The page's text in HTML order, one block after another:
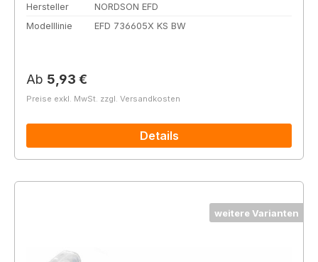
Hersteller
NORDSON EFD
Modelllinie
EFD 736605X KS BW
Regulärer Preis:
Ab 5,93 €
Preise exkl. MwSt. zzgl. Versandkosten
Details
weitere Varianten